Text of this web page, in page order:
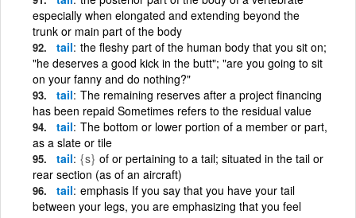
especially when elongated and extending beyond the
trunk or main part of the body
tail the fleshy part of the human body that you sit on;
"he deserves a good kick in the butt"; "are you going to sit
on your fanny and do nothing?"
tail The remaining reserves after a project financing
has been repaid Sometimes refers to the residual value
tail The bottom or lower portion of a member or part,
as a slate or tile
tail {s} of or pertaining to a tail; situated in the tail or
rear section (as of an aircraft)
tail emphasis If you say that you have your tail
between your legs, you are emphasizing that you feel